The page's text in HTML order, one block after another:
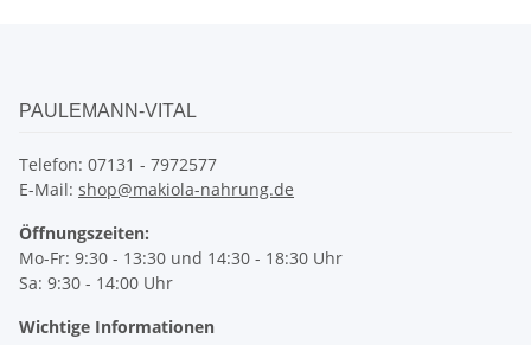
PAULEMANN-VITAL
Telefon: 07131 - 7972577
E-Mail: shop@makiola-nahrung.de
Öffnungszeiten:
Mo-Fr: 9:30 - 13:30 und 14:30 - 18:30 Uhr
Sa: 9:30 - 14:00 Uhr
Wichtige Informationen